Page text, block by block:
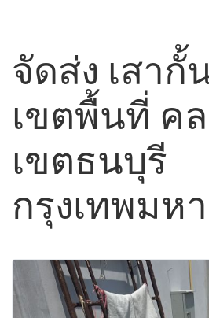
จัดส่ง เสากั้
เขตพื้นที่ ค
เขตธนบุรี
กรุงเทพมห